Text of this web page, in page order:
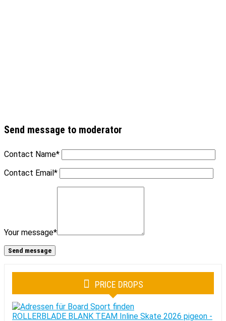
Send message to moderator
Contact Name*
Contact Email*
Your message*
PRICE DROPS
ROLLERBLADE BLANK TEAM Inline Skate 2026 pigeon -